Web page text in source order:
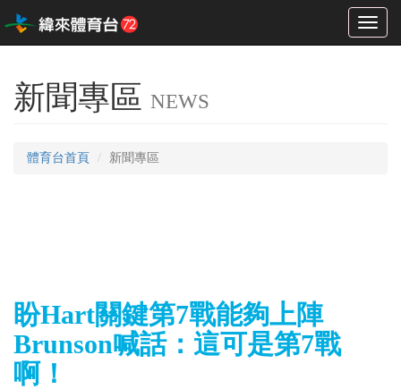
Toggle
新聞專區 NEWS
體育台首頁 新聞專區
盼Hart關鍵第7戰能夠上陣
Brunson喊話：這可是第7戰
啊！